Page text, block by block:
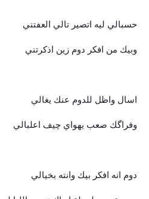
حسبالي ليه اتصير تالي العفتني
وبيك من افكر دوم زين اذكرتني
اسال واظل للدوم عنك يغالي
وفراگك صعب يهواي چیف اعلبالي
دوم انه افكر بيك وانته بخيالي